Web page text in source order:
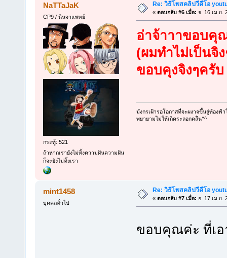
NaTTaJaK
CP9 / นินจาแพทย์
กระทู้: 521
ถ้าหากเรายังไม่ทิ้งความฝันความฝัน
ก็จะยังไม่ทิ้งเรา
Re: วิธีโพสคลิปวีดีโอ
« ตอบกลับ #6 เมื่อ: จ. 16 เม.ย.
อ่าจ้าาาขอบคุ
(ผมทำไม่เป็นจิ
ขอบคุงจิงๆครับ
มังกรเฝ้ารอโอกาสที่จะผงาจขึ้นสู่ท้องฟ้
พยายามไม่ให้เกิดระลอกคลื่น^^
mint1458
บุคคลทั่วไป
Re: วิธีโพสคลิปวีดีโอ
« ตอบกลับ #7 เมื่อ: อ. 17 เม.ย.
ขอบคุณค่ะ ที่เ